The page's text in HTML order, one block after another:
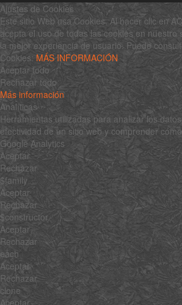
Ajustes de Cookies
Este sitio Web usa Cookies. Al hacer clic en
acepta el uso de todas las cookies en nuestro
la mejor experiencia de usuario. Puede
Cookies: MÁS INFORMACIÓN
Aceptar todo
Rechazar todo
Más información
Analíticas
Herramientas utilizadas para analizar los
efectividad de un sitio web y comprender
Google Analytics
Aceptar
Rechazar
$family
Aceptar
Rechazar
$constructor
Aceptar
Rechazar
each
Aceptar
Rechazar
clone